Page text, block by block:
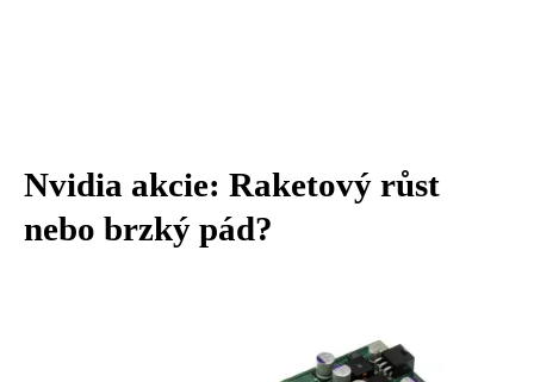
Nvidia akcie: Raketový růst
nebo brzký pád?